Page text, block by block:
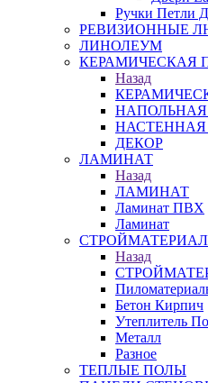
Ручки Петли
РЕВИЗИОННЫЕ
ЛИНОЛЕУМ
КЕРАМИЧЕСКАЯ
Назад
ДЕКОР
ЛАМИНАТ
Назад
ЛАМИНАТ
Ламинат ПВХ
Ламинат
Назад
Бетон Кирпич
Утеплитель
Металл
Разное
ТЕПЛЫЕ ПОЛЫ